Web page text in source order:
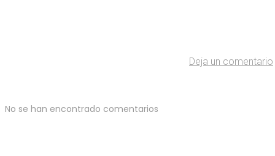
Deja un comentario
No se han encontrado comentarios